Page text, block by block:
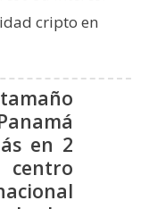
cripto en
en 2